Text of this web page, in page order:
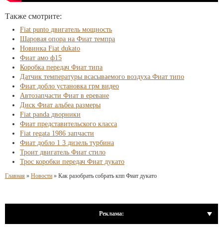
Также смотрите:
Fiat punto двигатель мощность
Шаровая опора на Фиат темпра
Новинка Fiat dukato
Фиат амо ф15
Коробка передач Фиат типа
Датчик температуры всасываемого воздуха Фиат типо
Фиат добло установка грм видео
Автозапчасти Фиат в ереване
Диск Фиат альбеа размеры
Fiat panda дворники
Фиат представительского класса
Fiat regata 1986 запчасти
Фиат добло 1 3 дизель турбина
Троит двигатель Фиат стило
Трос коробки передач Фиат дукато
Главная » Новости » Как разобрать собрать кпп Фиат дукато
Реклама: